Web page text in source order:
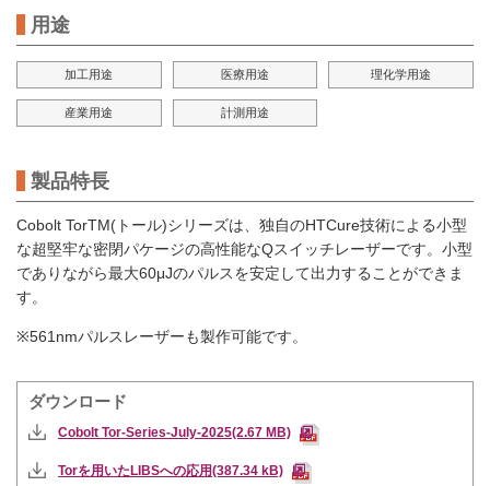
用途
加工用途 医療用途 理化学用途
産業用途 計測用途
製品特長
Cobolt TorTM(トール)シリーズは、独自のHTCure技術による小型
な超堅牢な密閉パケージの高性能なQスイッチレーザーです。小型
でありながら最大60μJのパルスを安定して出力することができま
す。
※561nmパルスレーザーも製作可能です。
ダウンロード
Cobolt Tor-Series-July-2025(2.67 MB)
Torを用いたLIBSへの応用(387.34 kB)